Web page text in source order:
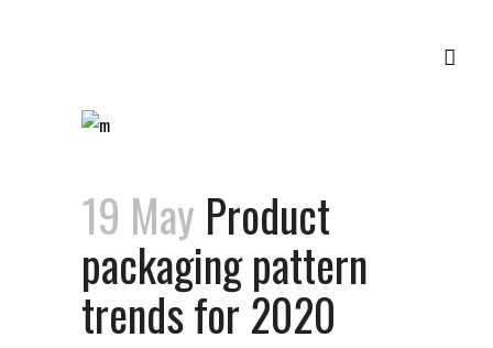
19 May Product
packaging pattern
trends for 2020